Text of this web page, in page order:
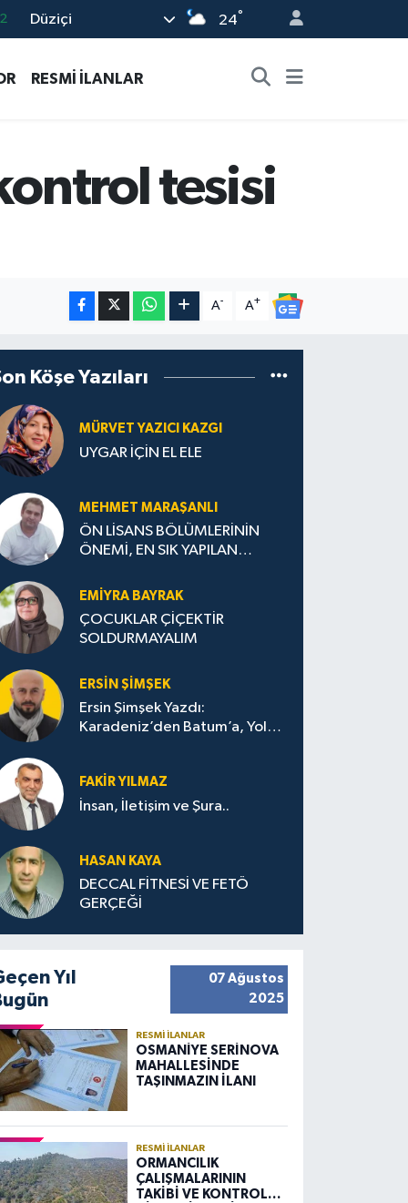
Düziçi 24°
RESMİ İLANLAR
tesisi
A- A+
Köşe Yazıları
MÜRVET YAZICI KAZGI
UYGAR İÇİN EL ELE
MEHMET MARAŞANLI
ÖN LİSANS BÖLÜMLERİNİN
ÖNEMİ, EN SIK YAPILAN
STRATEJİLERİ
EMIYRA BAYRAK
ÇOCUKLAR ÇİÇEKTİR
SOLDURMAYALIM
ERSIN ŞIMŞEK
Ersin Şimşek Yazdı:
Karadeniz’den Batum’a, Yolun
FAKIR YILMAZ
İnsan, İletişim ve Şura..
HASAN KAYA
DECCAL FİTNESİ VE FETÖ
GERÇEĞİ
Yıl
07 Ağustos
2025
RESMI İLANLAR
OSMANİYE SERİNOVA
MAHALLESİNDE
TAŞINMAZIN İLANI
RESMI İLANLAR
ORMANCILIK
ÇALIŞMALARININ
TAKİBİ VE KONTROLÜ